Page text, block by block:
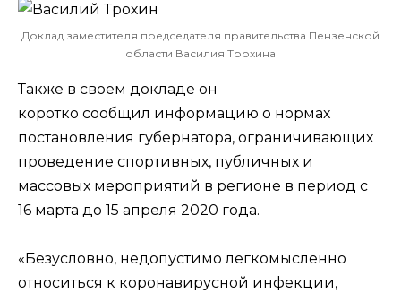
Доклад заместителя председателя правительства Пензенской
области Василия Трохина
Также в своем докладе он
коротко сообщил информацию о нормах
постановления губернатора, ограничивающих
проведение спортивных, публичных и
массовых мероприятий в регионе в период с
16 марта до 15 апреля 2020 года.
«Безусловно, недопустимо легкомысленно
относиться к коронавирусной инфекции,